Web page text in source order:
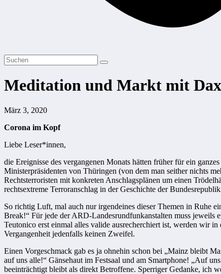
Meditation und Markt mit
März 3, 2020
Corona im Kopf
Liebe Leser*innen,
die Ereignisse des vergangenen Monats hätten früher für ein
Ministerpräsidenten von Thüringen (von dem man seither nichts
Rechtsterroristen mit konkreten Anschlagsplänen um einen
rechtsextreme Terroranschlag in der Geschichte der
So richtig Luft, mal auch nur irgendeines dieser Themen in Ruhe
Break!“ Für jede der ARD-Landesrundfunkanstalten muss jeweils
Teutonico erst einmal alles valide ausrecherchiert ist, werden wir
Vergangenheit jedenfalls keinen Zweifel.
Einen Vorgeschmack gab es ja ohnehin schon bei „Mainz bleibt
auf uns alle!“ Gänsehaut im Festsaal und am Smartphone! „Auf
beeinträchtigt bleibt als direkt Betroffene. Sperriger Gedanke, ich